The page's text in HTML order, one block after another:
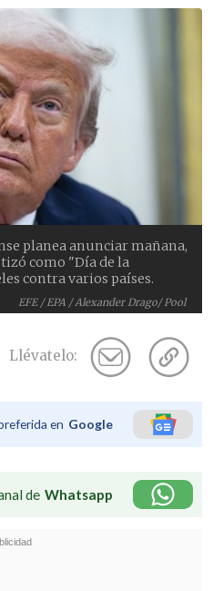
EFE / EPA / Alexander Drago/ Pool
planea anunciar mañana,
como "Día de la
contra varios países.
Llévatelo:
en Google
de Whatsapp